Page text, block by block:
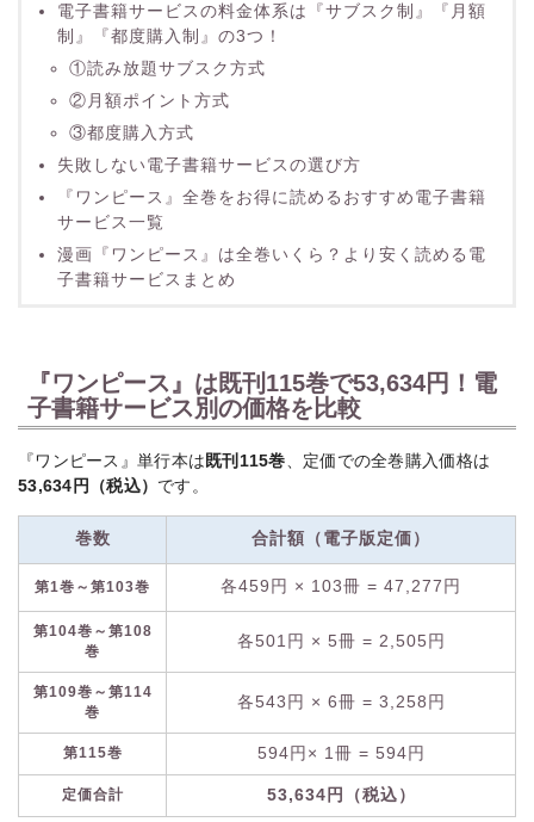
電子書籍サービスの料金体系は『サブスク制』『月額
制』『都度購入制』の3つ！
①読み放題サブスク方式
②月額ポイント方式
③都度購入方式
失敗しない電子書籍サービスの選び方
『ワンピース』全巻をお得に読めるおすすめ電子書籍
サービス一覧
漫画『ワンピース』は全巻いくら？より安く読める電
子書籍サービスまとめ
『ワンピース』は既刊115巻で53,634円！電
子書籍サービス別の価格を比較
『ワンピース』単行本は 既刊115巻、定価での全巻購入価格は
53,634円
（税込） です。
巻数 合計額（電子版定価）
第1巻～第103巻 各459円 × 103冊 = 47,277円
第104巻～第108
巻
各501円 × 5冊 = 2,505円
第109巻～第114
巻
各543円 × 6冊 = 3,258円
第115巻 594円× 1冊 = 594円
定価合計 53,634円（税込）